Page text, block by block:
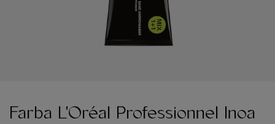
Farba L'Oréal Professionnel Inoa